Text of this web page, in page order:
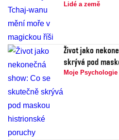
Lidé a země
Život jako
skrývá pod
Moje Psychologie